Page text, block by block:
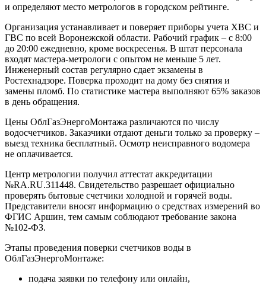
и определяют место метрологов в городском рейтинге.
Организация устанавливает и поверяет приборы учета ХВС и
ГВС по всей Воронежской области. Рабочий график – с 8:00
до 20:00 ежедневно, кроме воскресенья. В штат персонала
входят мастера-метрологи с опытом не меньше 5 лет.
Инженерный состав регулярно сдает экзамены в
Ростехнадзоре. Поверка проходит на дому без снятия и
замены пломб. По статистике мастера выполняют 65% заказов
в день обращения.
Цены ОблГазЭнергоМонтажа различаются по числу
водосчетчиков. Заказчики отдают деньги только за проверку –
выезд техника бесплатный. Осмотр неисправного водомера
не оплачивается.
Центр метрологии получил аттестат аккредитации
№RA.RU.311448. Свидетельство разрешает официально
проверять бытовые счетчики холодной и горячей воды.
Представители вносят информацию о средствах измерений во
ФГИС Аршин, тем самым соблюдают требование закона
№102-ФЗ.
Этапы проведения поверки счетчиков воды в
ОблГазЭнергоМонтаже:
подача заявки по телефону или онлайн,